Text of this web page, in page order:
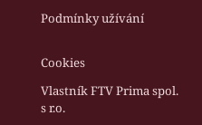
Podmínky užívání
Cookies
Vlastník FTV Prima spol.
s r.o.